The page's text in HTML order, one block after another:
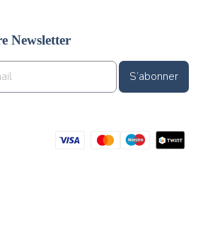
Newsletter
S’abonner